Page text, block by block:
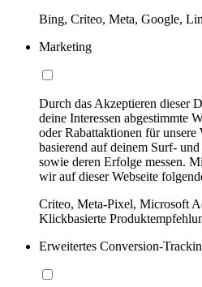
Bing, Criteo, Meta, Google,
Marketing
Durch das Akzeptieren dieser
deine Interessen abgestimmte
oder Rabattaktionen für unsere
basierend auf deinem Surf-
sowie deren Erfolge messen.
wir auf dieser Webseite
Criteo, Meta-Pixel, Microsoft
Klickbasierte
Erweitertes Conversion-